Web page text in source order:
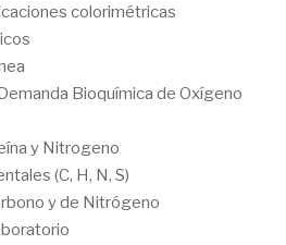
colorimétricas
Bioquímica de Oxígeno
y Nitrogeno
(C, H, N, S)
y de Nitrógeno